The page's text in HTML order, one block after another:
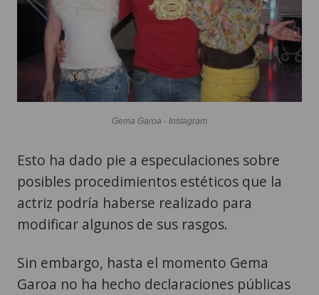
Gema Garoa - Instagram
Esto ha dado pie a especulaciones sobre
posibles procedimientos estéticos que la
actriz podría haberse realizado para
modificar algunos de sus rasgos.
Sin embargo, hasta el momento Gema
Garoa no ha hecho declaraciones públicas